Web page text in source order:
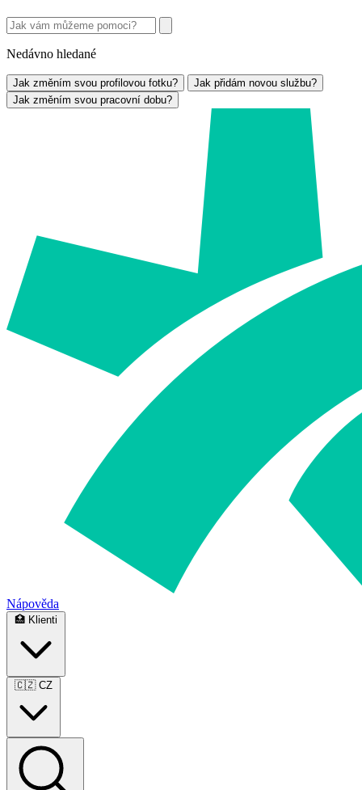
Nedávno hledané
Jak změním svou profilovou fotku?
Jak přidám novou službu?
Jak změním svou pracovní dobu?
Nápověda
🏥 Klienti
🇨🇿 CZ